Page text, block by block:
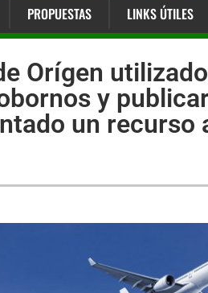
PROPUESTAS LINKS ÚTILES
Orígen
y
un recurso